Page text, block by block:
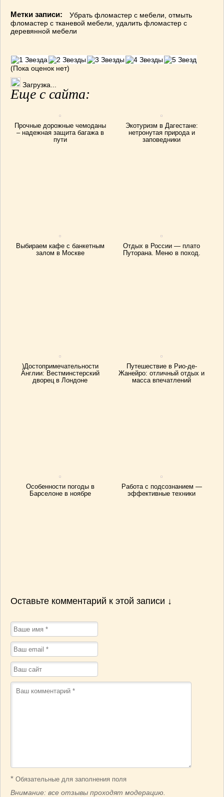
Метки записи: Убрать фломастер с мебели отмыть
фломастер с тканевой мебели удалить фломастер с
деревянной мебели
(Пока оценок нет)
Загрузка...
Еще с сайта:
Прочные дорожные чемоданы
– надежная защита багажа в
пути
Экотуризм в Дагестане:
нетронутая природа и
заповедники
Выбираем кафе с банкетным
залом в Москве
Отдых в России — плато
Путорана. Меню в поход.
)Достопримечательности
Англии: Вестминстерский
дворец в Лондоне
Путешествие в Рио-де-
Жанейро: отличный отдых и
масса впечатлений
Особенности погоды в
Барселоне в ноябре
Работа с подсознанием —
эффективные техники
Оставьте комментарий к этой записи ↓
* Обязательные для заполнения поля
Внимание: все отзывы проходят модерацию.